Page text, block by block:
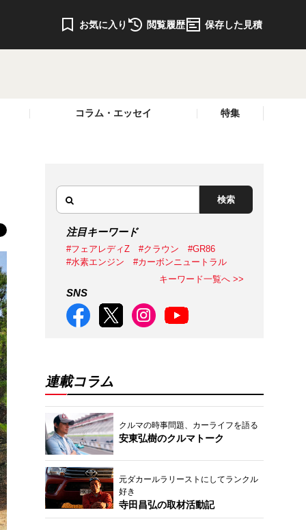
お気に入り 閲覧履歴 保存した見積
コラム・エッセイ 特集
検索
注目キーワード
#フェアレディZ #クラウン
#GR86
#水素エンジン
#カーボンニュートラル
キーワード一覧へ >>
SNS
連載コラム
クルマの時事問題、カーライフを語る
安東弘樹のクルマトーク
元ダカールラリーストにしてランクル
好き
寺田昌弘の取材活動記